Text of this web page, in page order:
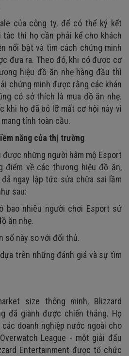
của công ty, để có thể ký kết
thì họ cần phải kể cho khách
nổi bật và tìm cách chứng minh
đưa ra. Theo đó, khi có được cơ
hiệu đồ ăn nhẹ hàng đầu thì
chứng minh được rằng các khán
có sở thích là mua đồ ăn nhẹ.
khi họ đã bỏ lỡ mất cơ hội này vì
tính toàn cầu.
năng của thị trường
được những người hâm mộ Esport
về các thương hiệu đồ ăn,
ngay lập tức sửa chữa sai lầm
sau:
bao nhiêu người chơi Esport sử
ăn nhẹ.
số này so với đối thủ.
trên những đánh giá và sự tìm
size thông minh, Blizzard
đã giành được chiến thắng. Họ
doanh nghiệp nước ngoài cho
League - một giải đấu
Entertainment được tổ chức